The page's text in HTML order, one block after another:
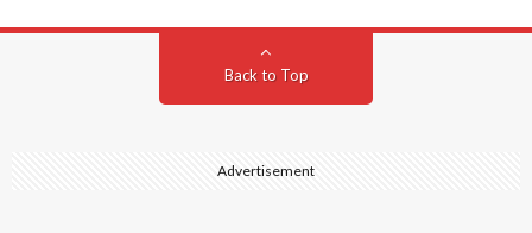
Back to Top
Advertisement